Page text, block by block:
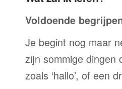
Voldoende
Je begint nog maar
zijn sommige dingen
zoals ‘hallo’, of een